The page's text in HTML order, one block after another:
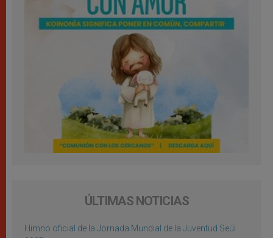
ÚLTIMAS NOTICIAS
Himno oficial de la Jornada Mundial de la Juventud Seúl